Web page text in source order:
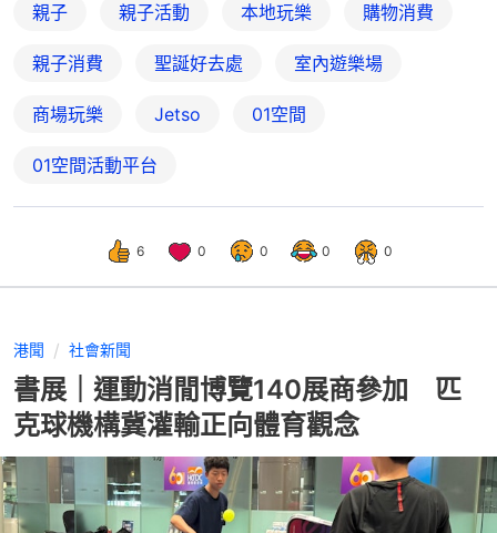
親子 親子活動 本地玩樂 購物消費
親子消費 聖誕好去處 室內遊樂場
商場玩樂 Jetso 01空間
01空間活動平台
6 0 0 0 0
港聞 社會新聞
書展｜運動消閒博覽140展商參加 匹
克球機構冀灌輸正向體育觀念